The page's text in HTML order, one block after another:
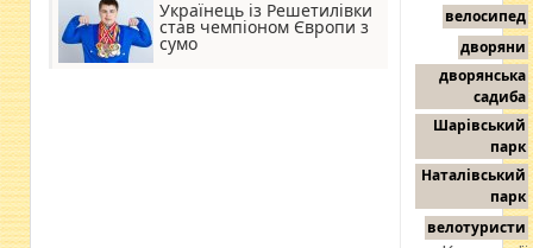
Українець із Решетилівки
став чемпіоном Європи з
сумо
велосипед
дворяни
дворянська
садиба
Шарівський
парк
Наталівський
парк
велотуристи